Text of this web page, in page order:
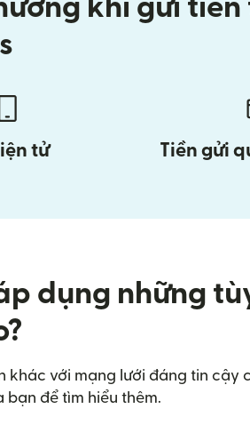
khi gửi tiền
tử Tiền gửi
dụng những
khác với mạng lưới đáng tin cậy
để tìm hiểu thêm.